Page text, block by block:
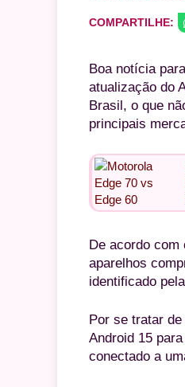
COMPARTILHE:
Boa notícia
atualização do
Brasil, o que
principais
De acordo com
aparelhos
identificado
Por se tratar
Android 15
conectado a